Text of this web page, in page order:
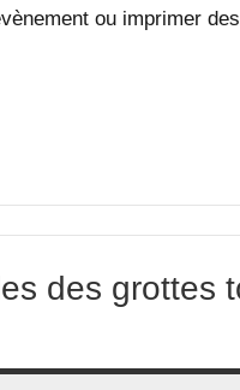
ou imprimer
des grottes